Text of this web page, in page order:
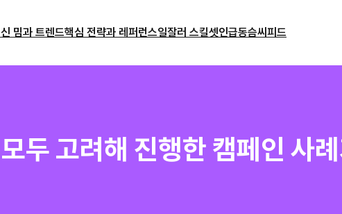
밈과 트렌드핵심 전략과 레퍼런스일잘러 스킬셋인급동슴씨피드
두 고려해 진행한 캠페인 사